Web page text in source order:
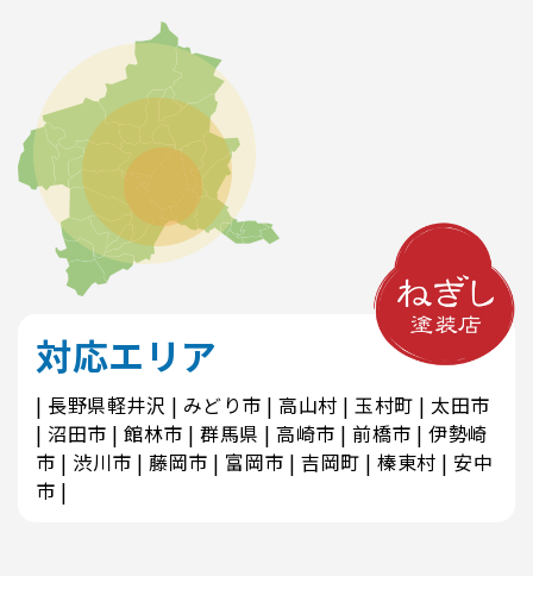
対応エリア
長野県軽井沢 みどり市 高山村 玉村町
太田市
沼田市
館林市 群馬県 高崎市 前橋市
伊勢崎
市
渋川市 藤岡市 富岡市 吉岡町 榛東村
安中
市